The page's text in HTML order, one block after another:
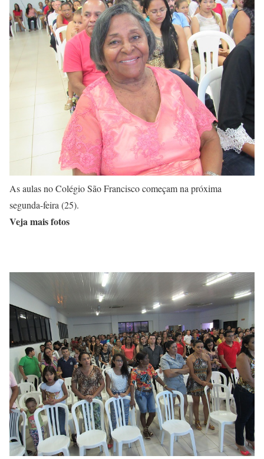
As aulas no Colégio São Francisco começam na próxima
segunda-feira (25).
Veja mais fotos